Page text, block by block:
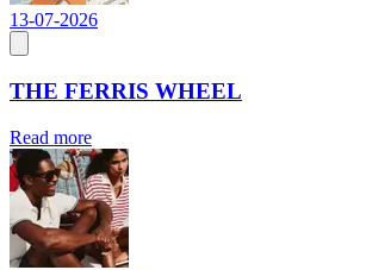
13-07-2026
THE FERRIS WHEEL
Read more